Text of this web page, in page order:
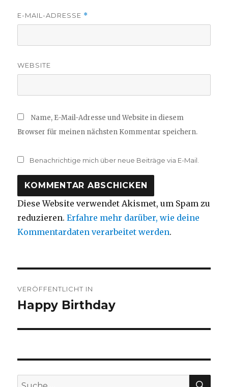
E-MAIL-ADRESSE *
WEBSITE
Name, E-Mail-Adresse und Website in diesem
Browser für meinen nächsten Kommentar speichern.
Benachrichtige mich über neue Beiträge via E-Mail.
Diese Website verwendet Akismet, um Spam zu
reduzieren.Erfahre mehr darüber, wie deine
Kommentardaten verarbeitet werden.
VERÖFFENTLICHT IN
Happy Birthday
Suche